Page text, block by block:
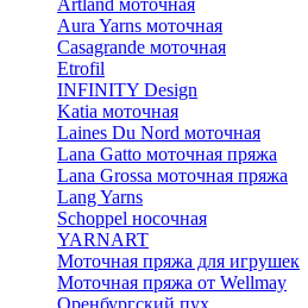
Artland моточная
Aura Yarns моточная
Casagrande моточная
Etrofil
INFINITY Design
Katia моточная
Laines Du Nord моточная
Lana Gatto моточная пряжа
Lana Grossa моточная пряжа
Lang Yarns
Schoppel носочная
YARNART
Моточная пряжа для игрушек
Моточная пряжа от Wellmay